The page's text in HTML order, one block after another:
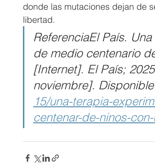
donde las mutaciones dejan de
libertad.
ReferenciaEl País.
de medio centenario
[Internet]. El País;
noviembre].
15/una-terapia-
centenar-de-ninos-